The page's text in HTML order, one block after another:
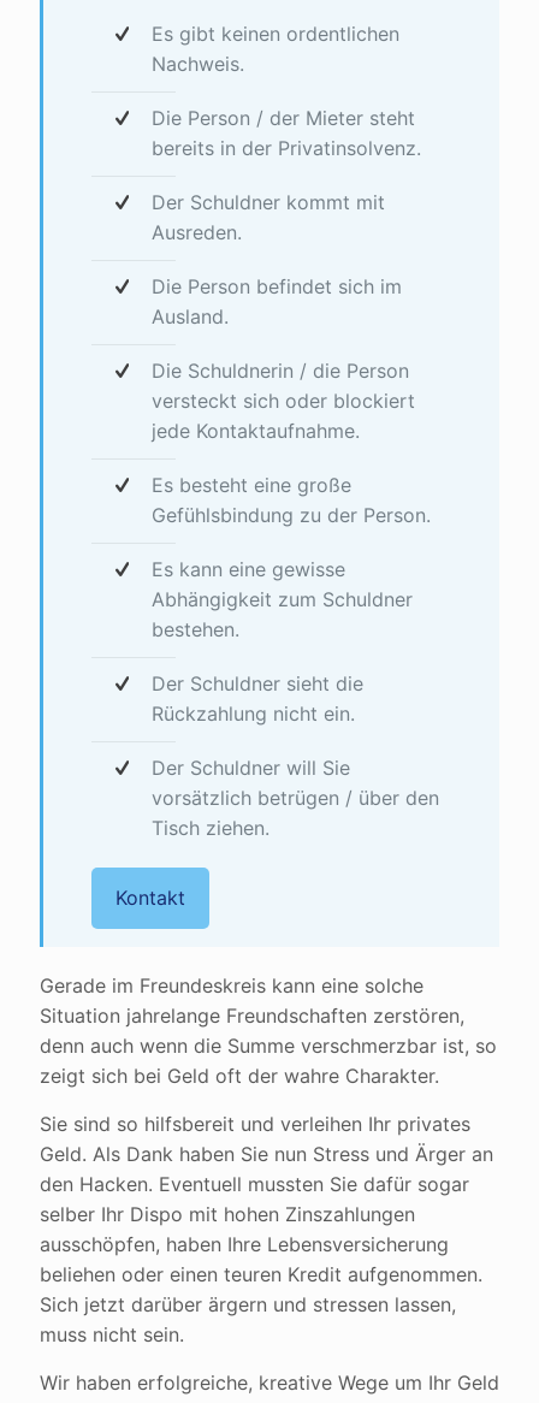
Es gibt keinen ordentlichen
Nachweis.
Die Person / der Mieter steht
bereits in der Privatinsolvenz.
Der Schuldner kommt mit
Ausreden.
Die Person befindet sich im
Ausland.
Die Schuldnerin / die Person
versteckt sich oder blockiert
jede Kontaktaufnahme.
Es besteht eine große
Gefühlsbindung zu der Person.
Es kann eine gewisse
Abhängigkeit zum Schuldner
bestehen.
Der Schuldner sieht die
Rückzahlung nicht ein.
Der Schuldner will Sie
vorsätzlich betrügen / über den
Tisch ziehen.
Kontakt
Gerade im Freundeskreis kann eine solche
Situation jahrelange Freundschaften zerstören,
denn auch wenn die Summe verschmerzbar ist, so
zeigt sich bei Geld oft der wahre Charakter.
Sie sind so hilfsbereit und verleihen Ihr privates
Geld. Als Dank haben Sie nun Stress und Ärger an
den Hacken. Eventuell mussten Sie dafür sogar
selber Ihr Dispo mit hohen Zinszahlungen
ausschöpfen, haben Ihre Lebensversicherung
beliehen oder einen teuren Kredit aufgenommen.
Sich jetzt darüber ärgern und stressen lassen,
muss nicht sein.
Wir haben erfolgreiche, kreative Wege um Ihr Geld